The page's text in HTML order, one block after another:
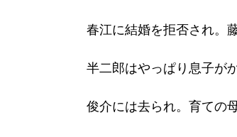
春江に結婚を拒否され。
半二郎はやっぱり息子が
俊介には去られ。育ての